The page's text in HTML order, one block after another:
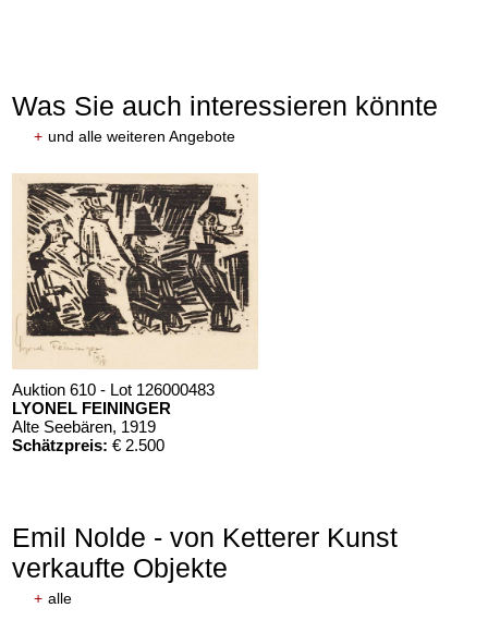
Was Sie auch interessieren könnte
+ und alle weiteren Angebote
Auktion 610 - Lot 126000483
LYONEL FEININGER
Alte Seebären, 1919
Schätzpreis: € 2.500
Emil Nolde - von Ketterer Kunst
verkaufte Objekte
+ alle